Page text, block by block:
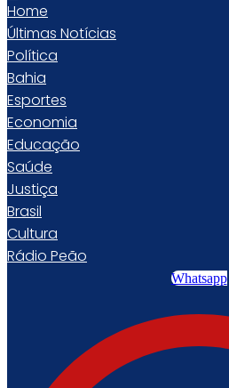
Home
Últimas Notícias
Política
Bahia
Esportes
Economia
Educação
Saúde
Justiça
Brasil
Cultura
Rádio Peão
Whatsapp